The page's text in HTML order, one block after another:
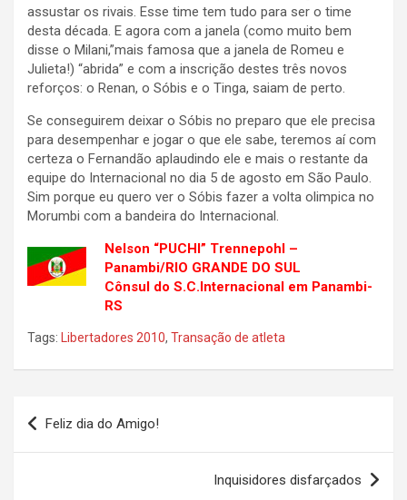
assustar os rivais. Esse time tem tudo para ser o time
desta década. E agora com a janela (como muito bem
disse o Milani,”mais famosa que a janela de Romeu e
Julieta!) “abrida” e com a inscrição destes três novos
reforços: o Renan, o Sóbis e o Tinga, saiam de perto.
Se conseguirem deixar o Sóbis no preparo que ele precisa
para desempenhar e jogar o que ele sabe, teremos aí com
certeza o Fernandão aplaudindo ele e mais o restante da
equipe do Internacional no dia 5 de agosto em São Paulo.
Sim porque eu quero ver o Sóbis fazer a volta olimpica no
Morumbi com a bandeira do Internacional.
Nelson “PUCHI” Trennepohl –
Panambi/RIO GRANDE DO SUL
Cônsul do S.C.Internacional em Panambi-
RS
Tags: Libertadores 2010, Transação de atleta
Navegação
de
Feliz dia do Amigo!
Inquisidores disfarçados